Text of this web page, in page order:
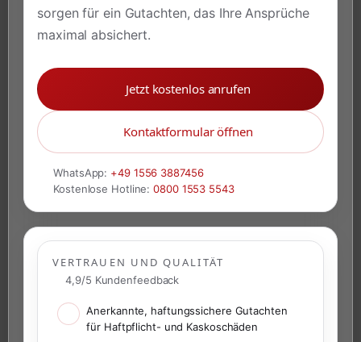
sorgen für ein Gutachten, das Ihre Ansprüche
maximal absichert.
Jetzt kostenlos anrufen
Kontaktformular öffnen
WhatsApp: +49 1556 3887456
Kostenlose Hotline:0800 1553 5543
VERTRAUEN UND QUALITÄT
4,9/5 Kundenfeedback
Anerkannte, haftungssichere Gutachten
für Haftpflicht- und Kaskoschäden